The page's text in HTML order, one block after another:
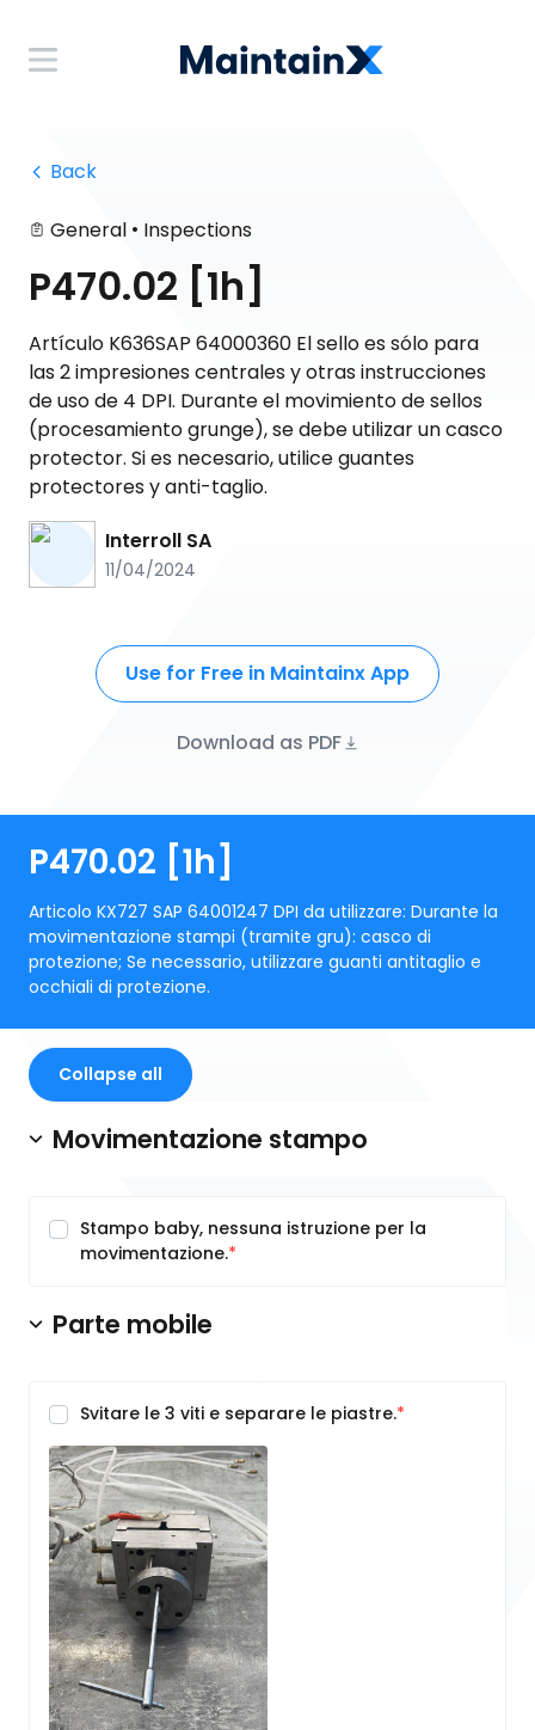
Back
General • Inspections
P470.02 [1h]
Artículo K636SAP 64000360 El sello es sólo para
las 2 impresiones centrales y otras instrucciones
de uso de 4 DPI. Durante el movimiento de sellos
(procesamiento grunge), se debe utilizar un casco
protector. Si es necesario, utilice guantes
protectores y anti-taglio.
Interroll SA
11/04/2024
Use for Free in Maintainx App
Download as PDF
P470.02 [1h]
Articolo KX727 SAP 64001247 DPI da utilizzare: Durante la
movimentazione stampi (tramite gru): casco di
protezione; Se necessario, utilizzare guanti antitaglio e
occhiali di protezione.
Collapse all
Movimentazione stampo
Stampo baby, nessuna istruzione per la
movimentazione.
Parte mobile
Svitare le 3 viti e separare le piastre.